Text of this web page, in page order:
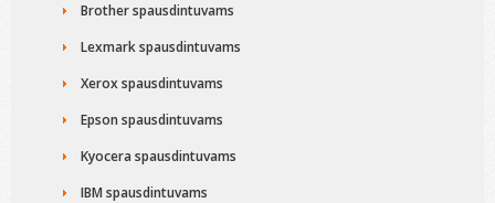
Brother spausdintuvams
Lexmark spausdintuvams
Xerox spausdintuvams
Epson spausdintuvams
Kyocera spausdintuvams
IBM spausdintuvams